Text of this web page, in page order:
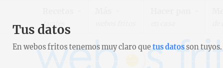
fáciles
Tus datos
En webos fritos tenemos muy claro quetus datosson tuyos.